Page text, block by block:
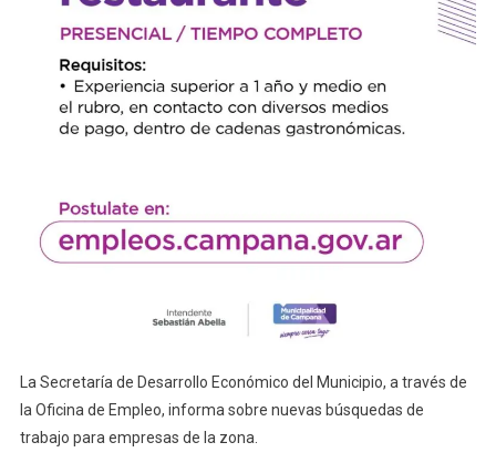
La Secretaría de Desarrollo Económico del Municipio, a través de
la Oficina de Empleo, informa sobre nuevas búsquedas de
trabajo para empresas de la zona.